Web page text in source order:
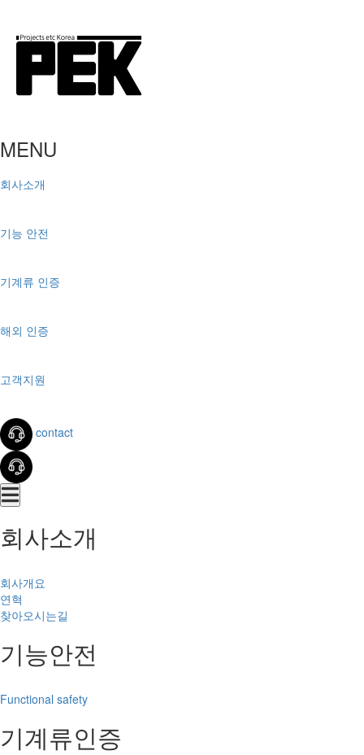
MENU
회사소개
기능 안전
기계류 인증
해외 인증
고객지원
contact
회사소개
회사개요
연혁
찾아오시는길
기능안전
Functional safety
기계류인증